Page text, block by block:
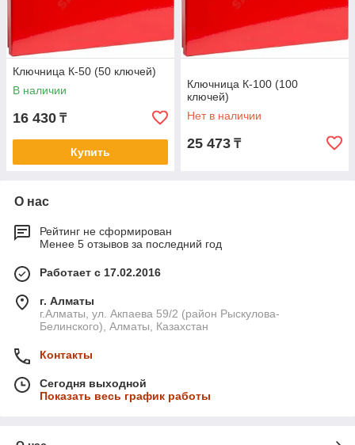
Ключница К-50 (50 ключей)
В наличии
16 430 ₸
Купить
Ключница К-100 (100
ключей)
Нет в наличии
25 473 ₸
О нас
Рейтинг не сформирован
Менее 5 отзывов за последний год
Работает с 17.02.2016
г. Алматы
г.Алматы, ул. Акпаева 59/2 (район Рыскулова-
Белинского), Алматы, Казахстан
Контакты
Сегодня выходной
Показать весь график работы